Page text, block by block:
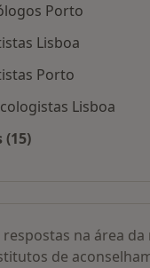
Porto
Lisboa
Porto
Lisboa
(15)
na área
de